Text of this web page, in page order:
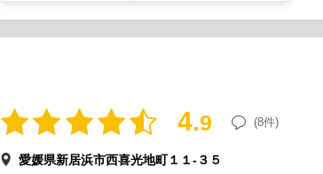
4.9 (8件)
愛媛県新居浜市西喜光地町１１-３５